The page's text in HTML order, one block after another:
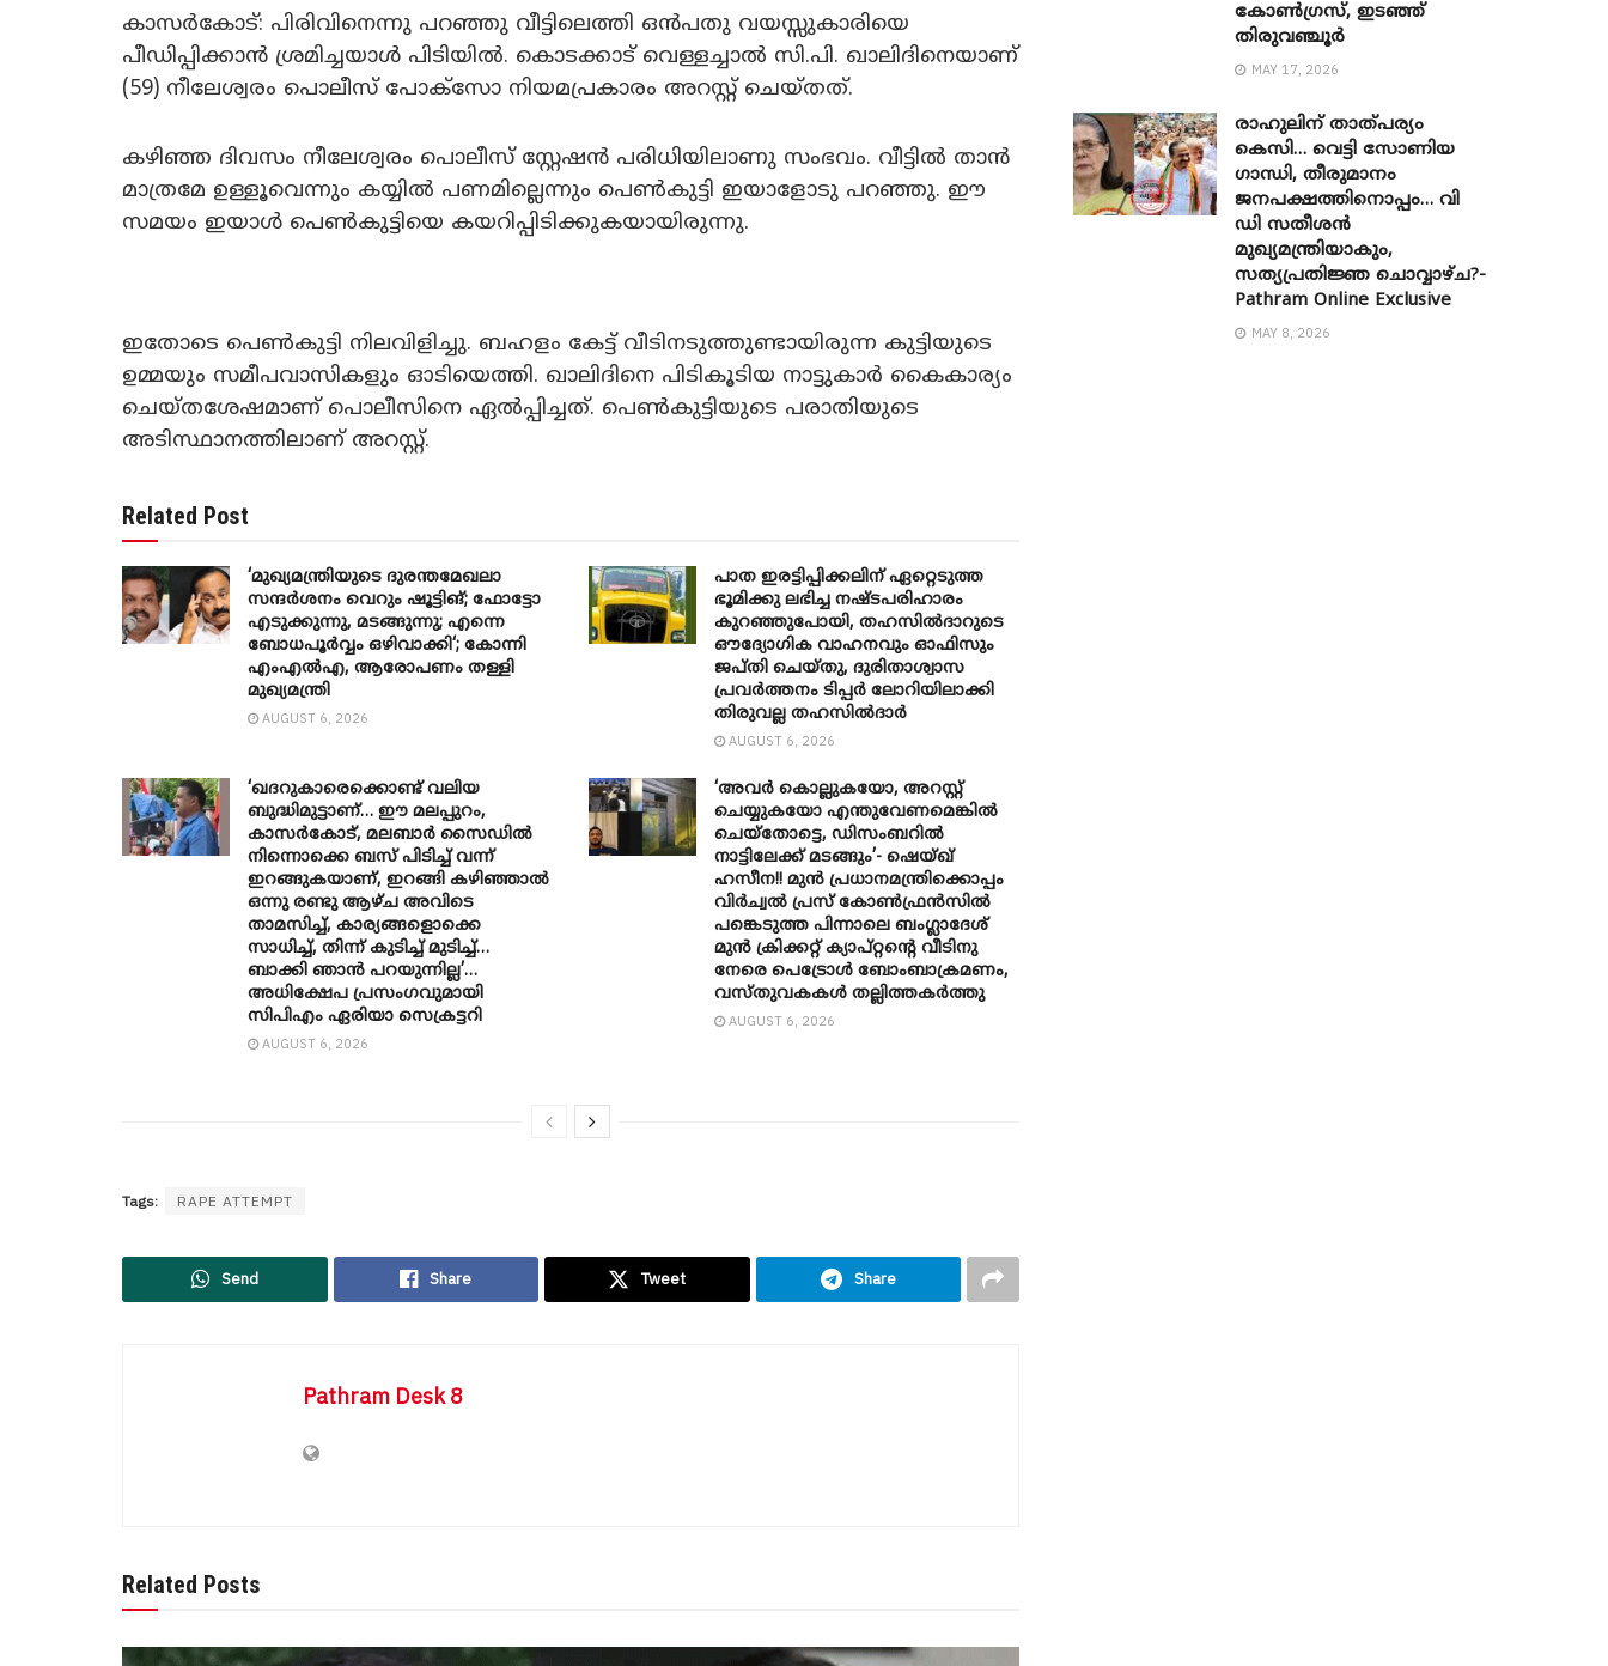
കാസർകോട്: പിരിവിനെന്നു പറഞ്ഞു വീട്ടിലെത്തി ഒൻപതു വയസ്സുകാരിയെ
പീഡിപ്പിക്കാൻ ശ്രമിച്ചയാൾ പിടിയിൽ. കൊടക്കാട് വെള്ളച്ചാൽ സി.പി. ഖാലിദിനെയാണ്
(59) നീലേശ്വരം പൊലീസ് പോക്സോ നിയമപ്രകാരം അറസ്റ്റ് ചെയ്തത്.
കഴിഞ്ഞ ദിവസം നീലേശ്വരം പൊലീസ് സ്റ്റേഷൻ പരിധിയിലാണു സംഭവം. വീട്ടിൽ താൻ
മാത്രമേ ഉള്ളൂവെന്നും കയ്യിൽ പണമില്ലെന്നും പെൺകുട്ടി ഇയാളോടു പറഞ്ഞു. ഈ
സമയം ഇയാൾ പെൺകുട്ടിയെ കയറിപ്പിടിക്കുകയായിരുന്നു.
ഇതോടെ പെൺകുട്ടി നിലവിളിച്ചു. ബഹളം കേട്ട് വീടിനടുത്തുണ്ടായിരുന്ന കുട്ടിയുടെ
ഉമ്മയും സമീപവാസികളും ഓടിയെത്തി. ഖാലിദിനെ പിടികൂടിയ നാട്ടുകാർ കൈകാര്യം
ചെയ്തശേഷമാണ് പൊലീസിനെ ഏൽപ്പിച്ചത്. പെൺകുട്ടിയുടെ പരാതിയുടെ
അടിസ്ഥാനത്തിലാണ് അറസ്റ്റ്.
Related Post
‘മുഖ്യമന്ത്രിയുടെ ദുരന്തമേഖലാ
സന്ദർശനം വെറും ഷൂട്ടിങ്; ഫോട്ടോ
എടുക്കുന്നു, മടങ്ങുന്നു; എന്നെ
ബോധപൂർവ്വം ഒഴിവാക്കി‘; കോന്നി
എംഎൽഎ, ആരോപണം തള്ളി
മുഖ്യമന്ത്രി
AUGUST 6, 2026
പാത ഇരട്ടിപ്പിക്കലിന് ഏറ്റെടുത്ത
ഭൂമിക്കു ലഭിച്ച നഷ്ടപരിഹാരം
കുറഞ്ഞുപോയി, തഹസിൽദാറുടെ
ഔദ്യോ​ഗിക വാഹനവും ഓഫിസും
ജപ്തി ചെയ്തു, ദുരിതാശ്വാസ
പ്രവർത്തനം ടിപ്പർ ലോറിയിലാക്കി
തിരുവല്ല തഹസിൽദാർ
AUGUST 6, 2026
‘ഖദറുകാരെക്കൊണ്ട് വലിയ
ബുദ്ധിമുട്ടാണ്… ഈ മലപ്പുറം,
കാസർകോട്, മലബാർ സൈഡിൽ
നിന്നൊക്കെ ബസ് പിടിച്ച് വന്ന്
ഇറങ്ങുകയാണ്, ഇറങ്ങി കഴിഞ്ഞാൽ
ഒന്നു രണ്ടു ആഴ്ച അവിടെ
താമസിച്ച്, കാര്യങ്ങളൊക്കെ
സാധിച്ച്, തിന്ന് കുടിച്ച് മുടിച്ച്…
ബാക്കി ഞാൻ പറയുന്നില്ല’…
അധിക്ഷേപ പ്രസംഗവുമായി
സിപിഎം ഏരിയാ സെക്രട്ടറി
AUGUST 6, 2026
‘അവർ കൊല്ലുകയോ, അറസ്റ്റ്
ചെയ്യുകയോ എന്തുവേണമെങ്കിൽ
ചെയ്തോട്ടെ, ഡിസംബറിൽ
നാട്ടിലേക്ക് മടങ്ങും’- ഷെയ്ഖ്
ഹസീന!! മുൻ പ്രധാനമന്ത്രിക്കൊപ്പം
വിർച്വൽ പ്രസ് കോൺഫ്രൻസിൽ
പങ്കെടുത്ത പിന്നാലെ ബംഗ്ലാദേശ്
മുൻ ക്രിക്കറ്റ് ക്യാപ്റ്റന്റെ വീടിനു
നേരെ പെട്രോൾ ബോംബാക്രമണം,
വസ്തുവകകൾ തല്ലിത്തകർത്തു
AUGUST 6, 2026
Tags: RAPE ATTEMPT
Send Share Tweet Share
Pathram Desk 8
Related Posts
കോൺഗ്രസ്, ഇടഞ്ഞ്
തിരുവഞ്ചൂർ
MAY 17, 2026
രാഹുലിന് താത്പര്യം
കെസി… വെട്ടി സോണിയ ​
ഗാന്ധി, തീരുമാനം
ജനപക്ഷത്തിനൊപ്പം… വി
ഡി സതീശൻ
മുഖ്യമന്ത്രിയാകും,
സത്യപ്രതിജ്ഞ ചൊവ്വാഴ്ച?-
Pathram Online Exclusive
MAY 8, 2026